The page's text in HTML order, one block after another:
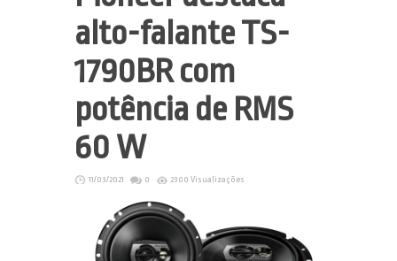
alto-falante TS-
1790BR com
potência de RMS
60 W
11/03/2021 0 2300 Visualizações